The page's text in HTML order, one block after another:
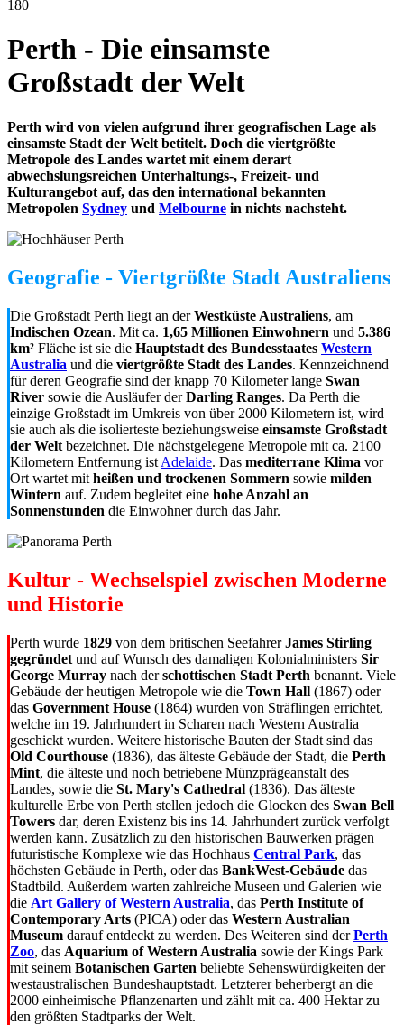
180
Perth - Die einsamste
Großstadt der Welt
Perth wird von vielen aufgrund ihrer geografischen Lage als
einsamste Stadt der Welt betitelt. Doch die viertgrößte
Metropole des Landes wartet mit einem derart
abwechslungsreichen Unterhaltungs-, Freizeit- und
Kulturangebot auf, das den international bekannten
Metropolen Sydney und Melbourne in nichts nachsteht.
Geografie - Viertgrößte Stadt Australiens
Die Großstadt Perth liegt an derWestküste Australiens, am
Indischen Ozean. Mit ca. 1,65 Millionen Einwohnern und 5.386
km² Fläche ist sie die Hauptstadt des Bundesstaates Western
Australia und die viertgrößte Stadt des Landes. Kennzeichnend
für deren Geografie sind der knapp 70 Kilometer lange Swan
River sowie die Ausläufer derDarling Ranges. Da Perth die
einzige Großstadt im Umkreis von über 2000 Kilometern ist, wird
sie auch als die isolierteste beziehungsweise einsamste Großstadt
der Welt bezeichnet. Die nächstgelegene Metropole mit ca. 2100
Kilometern Entfernung ist Adelaide. Das mediterrane Klima vor
Ort wartet mit heißen und trockenen Sommern sowie milden
Wintern auf. Zudem begleitet eine hohe Anzahl an
Sonnenstunden die Einwohner durch das Jahr.
Kultur - Wechselspiel zwischen Moderne
und Historie
Perth wurde 1829 von dem britischen SeefahrerJames Stirling
gegründet und auf Wunsch des damaligen Kolonialministers Sir
George Murray nach derschottischen Stadt Perth benannt. Viele
Gebäude der heutigen Metropole wie die Town Hall (1867) oder
das Government House (1864) wurden von Sträflingen errichtet,
welche im 19. Jahrhundert in Scharen nach Western Australia
geschickt wurden. Weitere historische Bauten der Stadt sind das
Old Courthouse (1836), das älteste Gebäude der Stadt, die Perth
Mint, die älteste und noch betriebene Münzprägeanstalt des
Landes, sowie die St. Mary's Cathedral (1836). Das älteste
kulturelle Erbe von Perth stellen jedoch die Glocken des Swan Bell
Towers dar, deren Existenz bis ins 14. Jahrhundert zurück verfolgt
werden kann. Zusätzlich zu den historischen Bauwerken prägen
futuristische Komplexe wie das Hochhaus Central Park, das
höchsten Gebäude in Perth, oder das BankWest-Gebäude das
Stadtbild. Außerdem warten zahlreiche Museen und Galerien wie
die Art Gallery of Western Australia, das Perth Institute of
Contemporary Arts (PICA) oder das Western Australian
Museum darauf entdeckt zu werden. Des Weiteren sind derPerth
Zoo, das Aquarium of Western Australia sowie der Kings Park
mit seinem Botanischen Garten beliebte Sehenswürdigkeiten der
westaustralischen Bundeshauptstadt. Letzterer beherbergt an die
2000 einheimische Pflanzenarten und zählt mit ca. 400 Hektar zu
den größten Stadtparks der Welt.